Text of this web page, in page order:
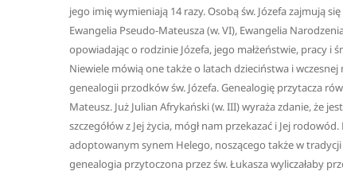
jego imię wymieniają 14 razy. Osobą św. Józefa zajmują
Ewangelia Pseudo-Mateusza (w. VI), Ewangelia
opowiadając o rodzinie Józefa, jego małżeństwie, pracy
Niewiele mówią one także o latach dzieciństwa i wczesnej
genealogii przodków św. Józefa. Genealogię przytacza
Mateusz. Już Julian Afrykański (w. III) wyraża zdanie, że
szczegółów z Jej życia, mógł nam przekazać i Jej
adoptowanym synem Helego, noszącego także w tradycji
genealogia przytoczona przez św. Łukasza wyliczałaby